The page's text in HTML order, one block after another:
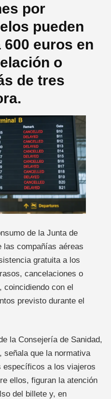
por
pueden
euros en
o
de tres
de la Junta de
las compañías aéreas
gratuita a los
cancelaciones o
coincidiendo con el
previsto durante el
la Consejería de Sanidad,
señala que la normativa
específicos a los viajeros
ellos, figuran la atención
del billete y, en